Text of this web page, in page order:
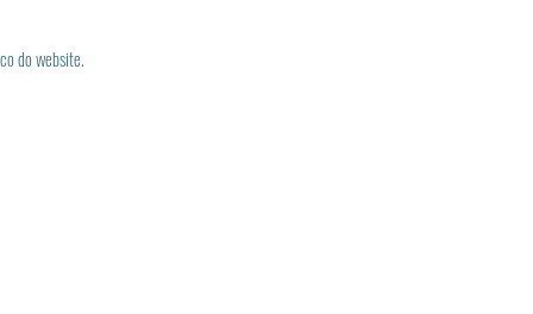
do website.